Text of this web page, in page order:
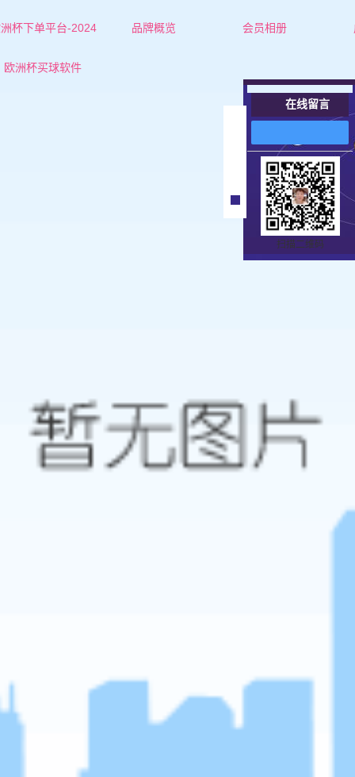
杯下单平台-2024
欧洲杯买球软件
品牌概览 会员相册
邢台红娘-张老师
邢台女士
邢台男士
在线留言
扫描二维码